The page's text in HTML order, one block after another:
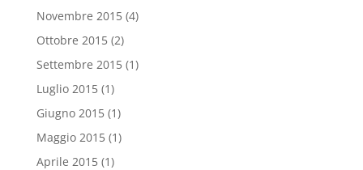
Novembre 2015(4)
Ottobre 2015(2)
Settembre 2015(1)
Luglio 2015(1)
Giugno 2015(1)
Maggio 2015(1)
Aprile 2015(1)